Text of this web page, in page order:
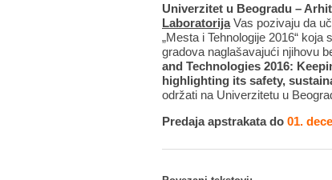
Univerzitet u Beogradu –
LaboratorijaVas pozivaju da
„Mesta i Tehnologije 2016“
gradova naglašavajući njihovu
and Technologies 2016:
highlighting its safety,
održati na Univerzitetu u
Predaja apstrakata do 01.